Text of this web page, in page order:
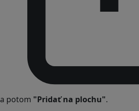
a potom "Pridať na plochu".